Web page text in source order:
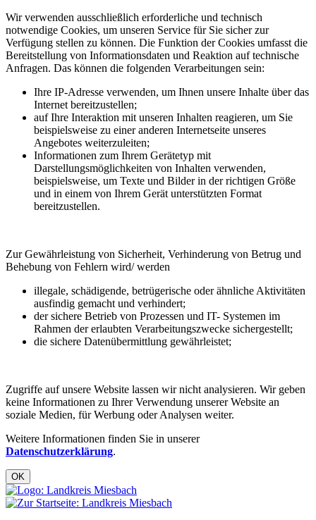
Wir verwenden ausschließlich erforderliche und technisch
notwendige Cookies, um unseren Service für Sie sicher zur
Verfügung stellen zu können. Die Funktion der Cookies umfasst die
Bereitstellung von Informationsdaten und Reaktion auf technische
Anfragen. Das können die folgenden Verarbeitungen sein:
Ihre IP-Adresse verwenden, um Ihnen unsere Inhalte über das
Internet bereitzustellen;
auf Ihre Interaktion mit unseren Inhalten reagieren, um Sie
beispielsweise zu einer anderen Internetseite unseres
Angebotes weiterzuleiten;
Informationen zum Ihrem Gerätetyp mit
Darstellungsmöglichkeiten von Inhalten verwenden,
beispielsweise, um Texte und Bilder in der richtigen Größe
und in einem von Ihrem Gerät unterstützten Format
bereitzustellen.
Zur Gewährleistung von Sicherheit, Verhinderung von Betrug und
Behebung von Fehlern wird/ werden
illegale, schädigende, betrügerische oder ähnliche Aktivitäten
ausfindig gemacht und verhindert;
der sichere Betrieb von Prozessen und IT- Systemen im
Rahmen der erlaubten Verarbeitungszwecke sichergestellt;
die sichere Datenübermittlung gewährleistet;
Zugriffe auf unsere Website lassen wir nicht analysieren. Wir geben
keine Informationen zu Ihrer Verwendung unserer Website an
soziale Medien, für Werbung oder Analysen weiter.
Weitere Informationen finden Sie in unserer
Datenschutzerklärung.
OK